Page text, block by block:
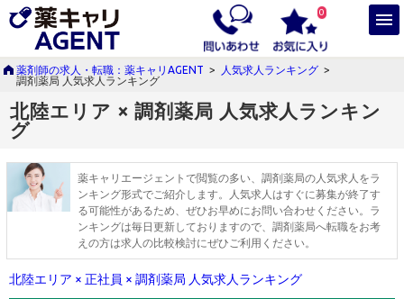
0
薬剤師の求人・転職：薬キャリAGENT > 人気求人ランキング >
調剤薬局 人気求人ランキング
北陸エリア × 調剤薬局 人気求人ランキン
グ
薬キャリエージェントで閲覧の多い、調剤薬局の人気求人をラ
ンキング形式でご紹介します。人気求人はすぐに募集が終了す
る可能性があるため、ぜひお早めにお問い合わせください。ラ
ンキングは毎日更新しておりますので、調剤薬局へ転職をお考
えの方は求人の比較検討にぜひご利用ください。
北陸エリア × 正社員 × 調剤薬局 人気求人ランキング